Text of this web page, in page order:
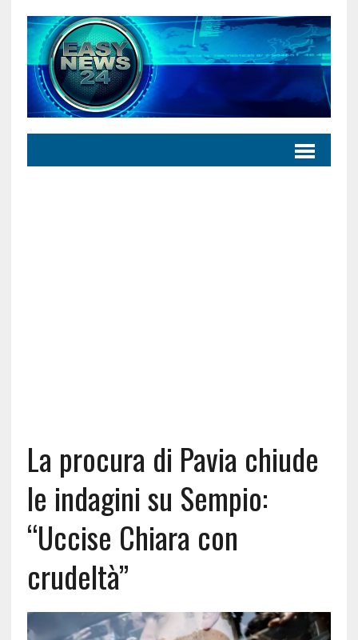
La procura di Pavia chiude
le indagini su Sempio:
“Uccise Chiara con
crudeltà”